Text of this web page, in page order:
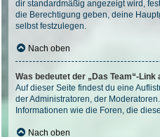
dir standardmäßig angezeigt wird,
die Berechtigung geben, deine
selbst festzulegen.
Nach oben
Was bedeutet der „Das Team“-
Auf dieser Seite findest du eine
der Administratoren, der
Informationen wie die Foren, die
Nach oben